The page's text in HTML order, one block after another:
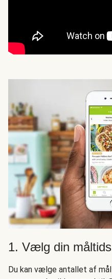
1. Vælg din
Du kan vælge antallet af